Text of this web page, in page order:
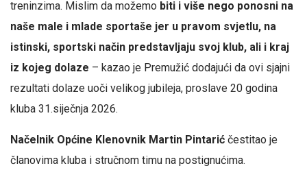
treninzima. Mislim da možemo biti i više nego ponosni na
naše male i mlade sportaše jer u pravom svjetlu, na
istinski, sportski način predstavljaju svoj klub, ali i kraj
iz kojeg dolaze – kazao je Premužić dodajući da ovi sjajni
rezultati dolaze uoči velikog jubileja, proslave 20 godina
kluba 31.siječnja 2026.
Načelnik Općine Klenovnik Martin Pintarić čestitao je
članovima kluba i stručnom timu na postignućima.